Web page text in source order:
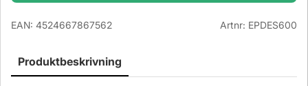
EAN: 4524667867562 Artnr: EPDES600
Produktbeskrivning